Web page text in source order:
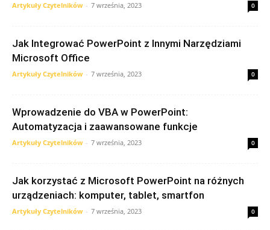
Artykuły Czytelników - 7 września, 2023 0
Jak Integrować PowerPoint z Innymi Narzędziami
Microsoft Office
Artykuły Czytelników - 7 września, 2023 0
Wprowadzenie do VBA w PowerPoint:
Automatyzacja i zaawansowane funkcje
Artykuły Czytelników - 7 września, 2023 0
Jak korzystać z Microsoft PowerPoint na różnych
urządzeniach: komputer, tablet, smartfon
Artykuły Czytelników - 7 września, 2023 0